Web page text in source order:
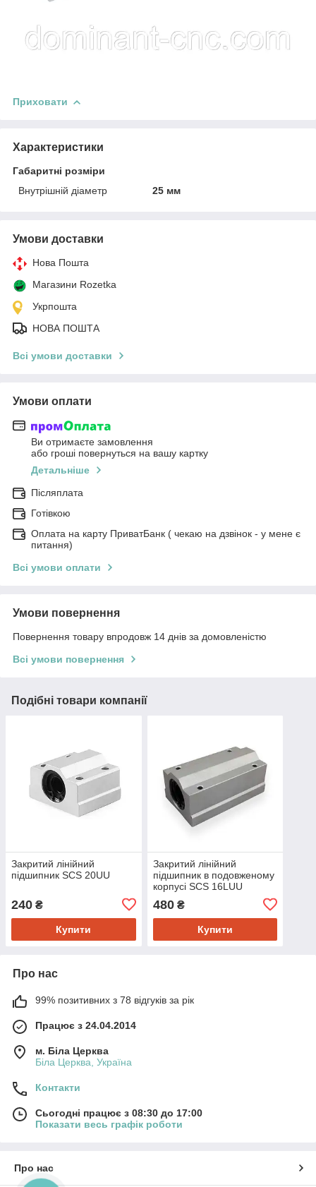
Приховати
Характеристики
Габаритні розміри
Внутрішній діаметр
25 мм
Умови доставки
Нова Пошта
Магазини Rozetka
Укрпошта
НОВА ПОШТА
Всі умови доставки
Умови оплати
Ви отримаєте замовлення
або гроші повернуться на вашу картку
Детальніше
Післяплата
Готівкою
Оплата на карту ПриватБанк ( чекаю на дзвінок - у мене є
питання)
Всі умови оплати
Умови повернення
Повернення товару впродовж 14 днів за домовленістю
Всі умови повернення
Подібні товари компанії
Закритий лінійний
підшипник SCS 20UU
240 ₴
Купити
Закритий лінійний
підшипник в подовженому
корпусі SCS 16LUU
480₴
Купити
Про нас
99% позитивних з 78 відгуків за рік
Працює з 24.04.2014
м. Біла Церква
Біла Церква, Україна
Контакти
Сьогодні працює з 08:30 до 17:00
Показати весь графік роботи
Про нас